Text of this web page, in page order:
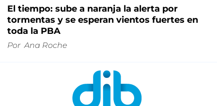
El tiempo: sube a naranja la alerta por
tormentas y se esperan vientos fuertes en
toda la PBA
Por Ana Roche